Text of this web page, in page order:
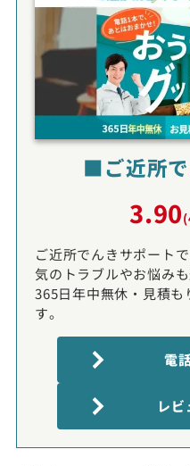
■ご近所
3.90
ご近所でんきサポート
気のトラブルやお悩み
365日年中無休・見積も
す。
電
レ